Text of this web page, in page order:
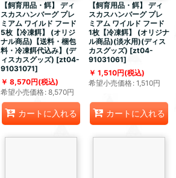
【飼育用品・餌】 ディ
スカスハンバーグ プレ
ミアム ワイルド フード
5枚【冷凍餌】 (オリジ
ナル商品)【送料・梱包
料・冷凍餌代込み】(デ
ィスカスグッズ) [zt04-
91031071]
8,570円(税込)
希望小売価格: 8,570円
カートに入れる
【飼育用品・餌】 ディ
スカスハンバーグ プレ
ミアム ワイルド フード
1枚【冷凍餌】 (オリジナ
ル商品)(淡水用)(ディス
カスグッズ) [zt04-
91031061]
1,510円(税込)
希望小売価格: 1,510円
カートに入れる